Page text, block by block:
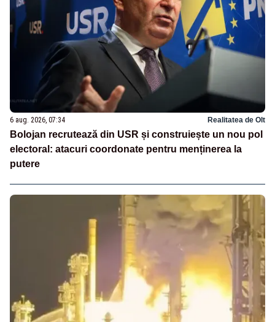
6 aug. 2026, 07:34 Realitatea de Olt
Bolojan recrutează din USR și construiește un nou pol
electoral: atacuri coordonate pentru menținerea la
putere